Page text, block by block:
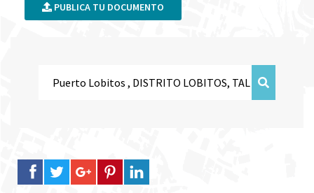
PUBLICA TU DOCUMENTO